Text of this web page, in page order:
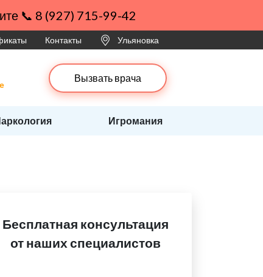
📞 8 (927) 715-99-42
Контакты Ульяновка
Вызвать врача
Игромания
Бесплатная консультация
от наших специалистов